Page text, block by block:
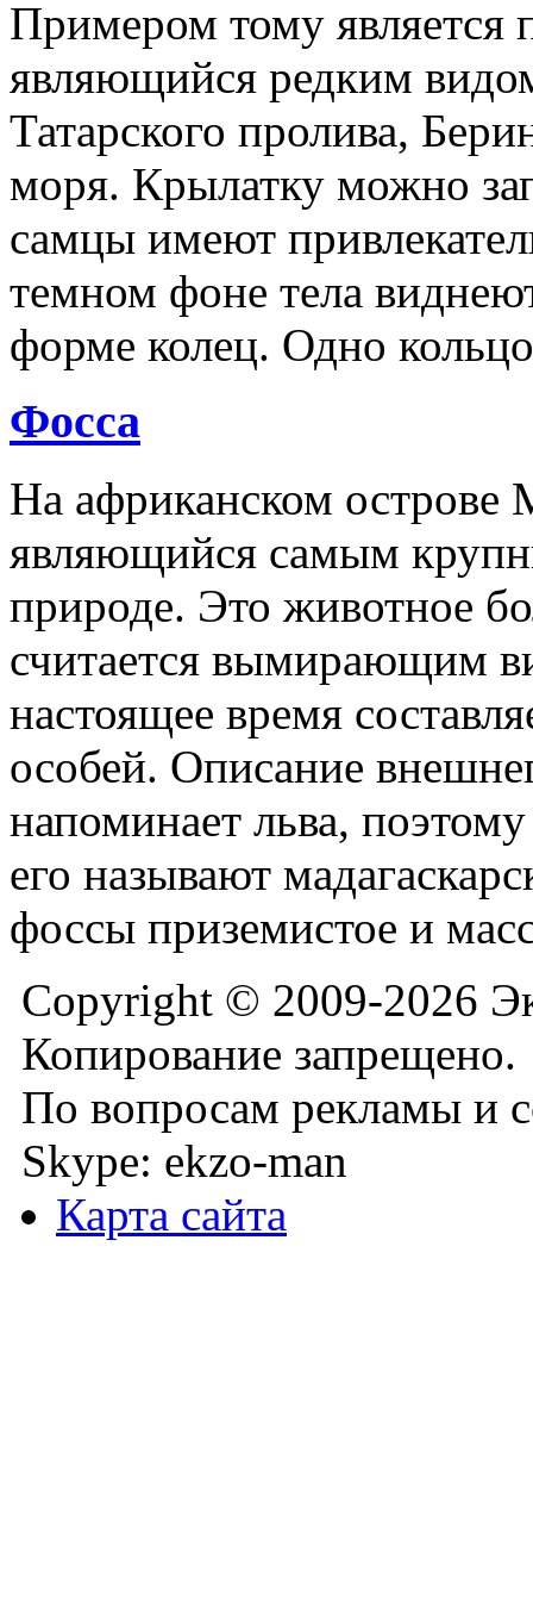
Примером тому является
являющийся редким
Татарского пролива,
моря. Крылатку можно
самцы имеют
темном фоне тела
форме колец. Одно
Фосса
На африканском острове
являющийся самым
природе. Это животное
считается вымирающим
настоящее время
особей. Описание
напоминает льва,
его называют
фоссы приземистое и
Copyright © 2009-2026
Копирование запрещено.
По вопросам рекламы и
Skype: ekzo-man
Карта сайта